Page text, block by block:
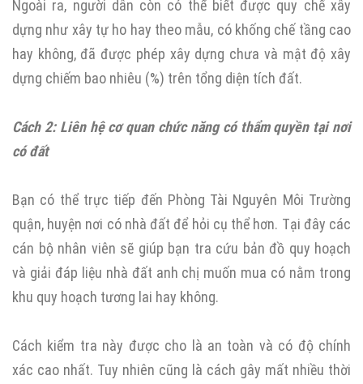
Ngoài ra, người dân còn có thể biết được quy chế xây
dựng như xây tự ho hay theo mẫu, có khống chế tầng cao
hay không, đã được phép xây dựng chưa và mật độ xây
dựng chiếm bao nhiêu (%) trên tổng diện tích đất.
Cách 2: Liên hệ cơ quan chức năng có thẩm quyền tại nơi
có đất
Bạn có thể trực tiếp đến Phòng Tài Nguyên Môi Trường
quận, huyện nơi có nhà đất để hỏi cụ thể hơn. Tại đây các
cán bộ nhân viên sẽ giúp bạn tra cứu bản đồ quy hoạch
và giải đáp liệu nhà đất anh chị muốn mua có nằm trong
khu quy hoạch tương lai hay không.
Cách kiểm tra này được cho là an toàn và có độ chính
xác cao nhất. Tuy nhiên cũng là cách gây mất nhiều thời